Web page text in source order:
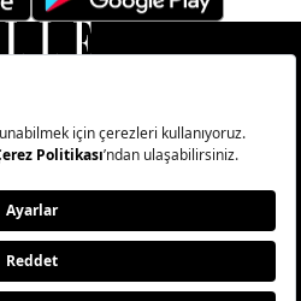
Altunizade Mahallesi Kuşbakışı
1 Üsküdar/İstanbul
Metni
- Tüm Hakları Saklıdır.